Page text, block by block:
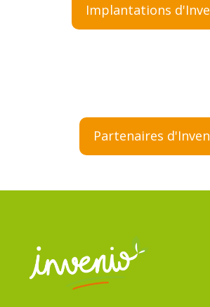
Implantations
Partenaires